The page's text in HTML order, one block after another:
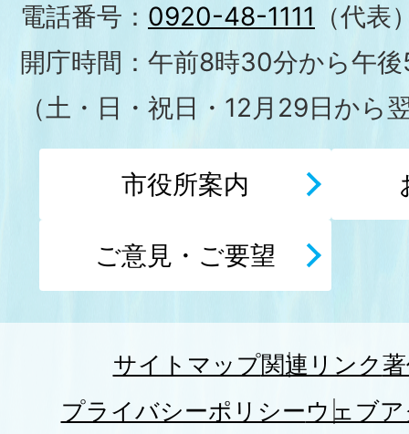
電話番号： 0920-48-1111 （代表
開庁時間：午前8時30分から午
（土・日・祝日・12月29日から
市役所案内
ご意見・ご要望
サイトマップ関連リンク
プライバシーポリシーウェブ